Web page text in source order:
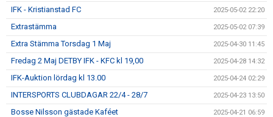
IFK - Kristianstad FC 2025-05-02 22:20
Extrastämma 2025-05-02 07:39
Extra Stämma Torsdag 1 Maj 2025-04-30 11:45
Fredag 2 Maj DETBY IFK - KFC kl 19,00 2025-04-28 14:32
IFK-Auktion lördag kl 13.00 2025-04-24 02:29
INTERSPORTS CLUBDAGAR 22/4 - 28/7 2025-04-23 13:50
Bosse Nilsson gästade Kaféet 2025-04-21 06:59